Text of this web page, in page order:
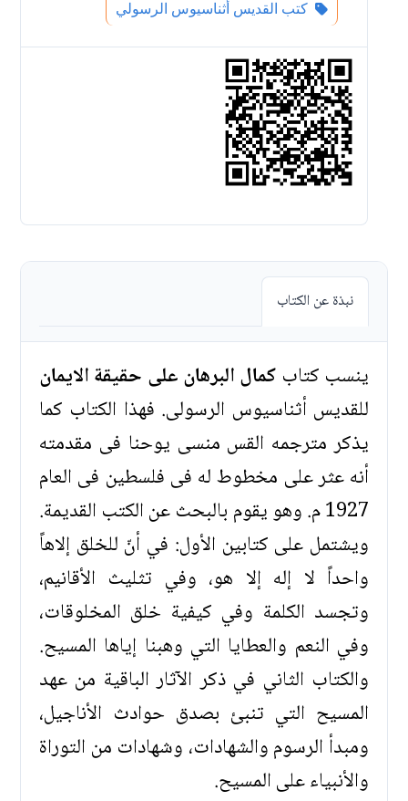
كتب القديس أثناسيوس الرسولي
نبذة عن الكتاب
ينسب كتاب كمال البرهان على حقيقة الايمان
للقديس أثناسيوس الرسولى. فهذا الكتاب كما
يذكر مترجمه القس منسى يوحنا فى مقدمته
أنه عثر على مخطوط له فى فلسطين فى العام
1927 م. وهو يقوم بالبحث عن الكتب القديمة.
ويشتمل على كتابين الأول: في أنّ للخلق إلاهاً
واحداً لا إله إلا هو، وفي تثليث الأقانيم،
وتجسد الكلمة وفي كيفية خلق المخلوقات،
وفي النعم والعطايا التي وهبنا إياها المسيح.
والكتاب الثاني في ذكر الآثار الباقية من عهد
المسيح التي تنبئ بصدق حوادث الأناجيل،
ومبدأ الرسوم والشهادات، وشهادات من التوراة
والأنبياء على المسيح.